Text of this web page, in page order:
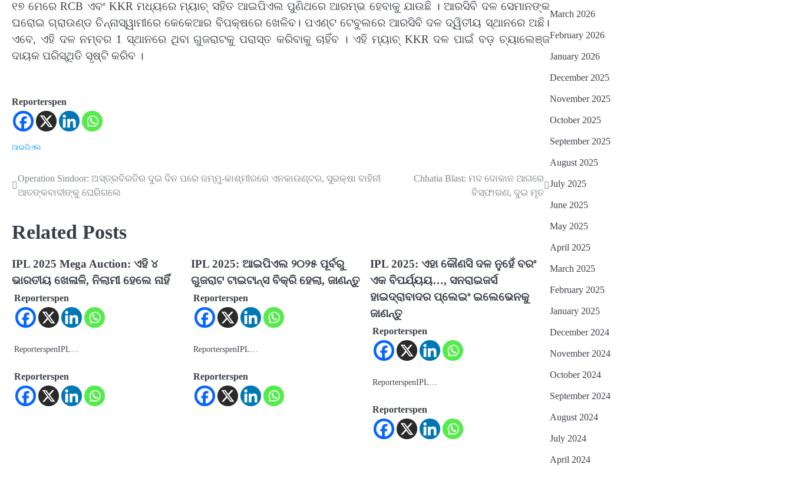
୧୭ ମେରେ RCB ଏବଂ KKR ମଧ୍ୟରେ ମ୍ୟାଚ୍ ସହିତ ଆଇପିଏଲ ପୁଣିଥରେ ଆରମ୍ଭ ହେବାକୁ ଯାଉଛି । ଆରସିବି ଦଳ ସେମାନଙ୍କ
ଘରୋଇ ଗ୍ରାଉଣ୍ଡ ଚିନ୍ନାସ୍ୱାମୀରେ କେକେଆର ବିପକ୍ଷରେ ଖେଳିବ। ପଏଣ୍ଟ ଟେବୁଲରେ ଆରସିବି ଦଳ ଦ୍ୱିତୀୟ ସ୍ଥାନରେ ଅଛି।
ଏବେ, ଏହି ଦଳ ନମ୍ବର 1 ସ୍ଥାନରେ ଥିବା ଗୁଜରାଟକୁ ପରାସ୍ତ କରିବାକୁ ଚାହିଁବ । ଏହି ମ୍ୟାଚ୍ KKR ଦଳ ପାଇଁ ବଡ଼ ଚ୍ୟାଲେଞ୍ଜ
ଦାୟକ ପରିସ୍ଥିତି ସୃଷ୍ଟି କରିବ ।
Reporterspen
ଆଇପିଏଲ
Post
navigation
Operation Sindoor: ଅସ୍ତ୍ରବିରତିର ଦୁଇ ଦିନ ପରେ ଜମ୍ମୁ-କାଶ୍ମୀରରେ ଏନକାଉଣ୍ଟର, ସୁରକ୍ଷା ବାହିନୀ
ଆତଙ୍କବାଦୀଙ୍କୁ ଘେରିଗଲେ
Chhatia Blast: ମଦ ଦୋକାନ ଆଗରେ
ବିସ୍ଫାରଣ, ଦୁଇ ମୃତ
Related Posts
IPL 2025 Mega Auction: ଏହି ୪
ଭାରତୀୟ ଖେଳାଳି, ନିଲାମୀ ହେଲେ ନାହିଁ
Reporterspen
ReporterspenIPL…
Reporterspen
IPL 2025: ଆଇପିଏଲ ୨୦୨୫ ପୂର୍ବରୁ
ଗୁଜରାଟ ଟାଇଟାନ୍ସ ବିକ୍ରି ହେଲା, ଜାଣନ୍ତୁ
Reporterspen
ReporterspenIPL…
Reporterspen
IPL 2025: ଏହା କୌଣସି ଦଳ ନୁହେଁ ବରଂ
ଏକ ବିପର୍ଯ୍ୟୟ…, ସନରାଇଜର୍ସ
ହାଇଦ୍ରାବାଦର ପ୍ଲେଇଂ ଇଲେଭେନକୁ
ଜାଣନ୍ତୁ
Reporterspen
ReporterspenIPL…
Reporterspen
March 2026
February 2026
January 2026
December 2025
November 2025
October 2025
September 2025
August 2025
July 2025
June 2025
May 2025
April 2025
March 2025
February 2025
January 2025
December 2024
November 2024
October 2024
September 2024
August 2024
July 2024
April 2024